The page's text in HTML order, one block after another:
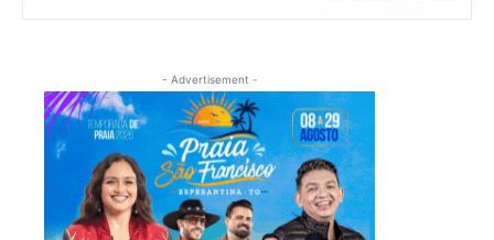
- Advertisement -